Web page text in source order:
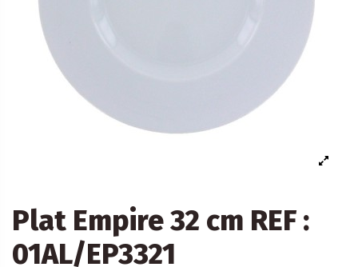
Plat Empire 32 cm REF :
01AL/EP3321